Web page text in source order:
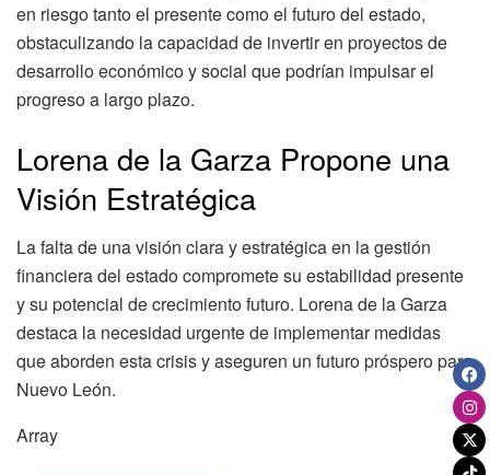
en riesgo tanto el presente como el futuro del estado,
obstaculizando la capacidad de invertir en proyectos de
desarrollo económico y social que podrían impulsar el
progreso a largo plazo.
Lorena de la Garza Propone una
Visión Estratégica
La falta de una visión clara y estratégica en la gestión
financiera del estado compromete su estabilidad presente
y su potencial de crecimiento futuro. Lorena de la Garza
destaca la necesidad urgente de implementar medidas
que aborden esta crisis y aseguren un futuro próspero para
Nuevo León.
Array